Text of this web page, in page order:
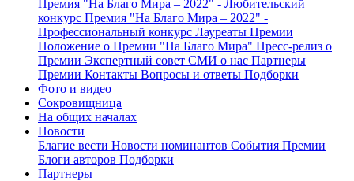
Премия "На Благо Мира – 2022" - Любительский
конкурс Премия "На Благо Мира – 2022" -
Профессиональный конкурс Лауреаты Премии
Положение о Премии "На Благо Мира" Пресс-релиз о
Премии Экспертный совет СМИ о нас Партнеры
Премии Контакты Вопросы и ответы Подборки
Фото и видео
Сокровищница
На общих началах
Новости
Благие вести Новости номинантов События Премии
Блоги авторов Подборки
Партнеры